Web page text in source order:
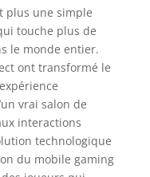
plus une simple
touche plus de
le monde entier.
ont transformé le
vrai salon de
interactions
technologique
du mobile gaming